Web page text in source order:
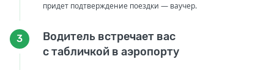
придет подтверждение поездки — ваучер.
3
Водитель встречает вас
с табличкой в аэропорту